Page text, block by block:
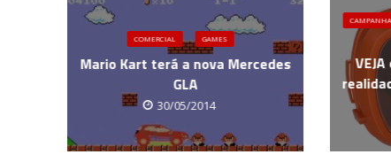
COMERCIAL GAMES
Mario Kart terá a nova Mercedes
GLA
30/05/2014